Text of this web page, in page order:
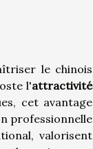
le chinois
l'attractivité
cet avantage
professionnelle
valorisent